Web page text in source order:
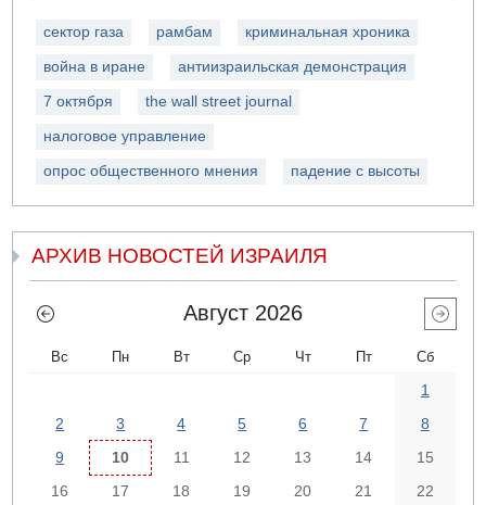
сектор газа рамбам криминальная хроника
война в иране антиизраильская демонстрация
7 октября the wall street journal
налоговое управление
опрос общественного мнения падение с высоты
АРХИВ НОВОСТЕЙ ИЗРАИЛЯ
Август 2026
Вс Пн Вт Ср Чт Пт Сб
1
2
3 4 5 6 7
8
9
10 11 12 13 14
15
16
17 18 19 20 21
22